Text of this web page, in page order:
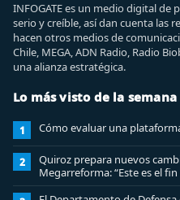
INFOGATE es un medio digital
serio y creíble, así dan cuenta las
hacen otros medios de
Chile, MEGA, ADN Radio, Radio
una alianza estratégica.
Lo más visto de la semana
1 Cómo evaluar una
2
Quiroz prepara nuevos
Megarreforma: “Este es el